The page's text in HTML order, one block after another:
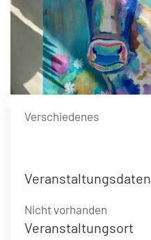
Verschiedenes
Veranstaltungsdaten
Nicht vorhanden
Veranstaltungsort